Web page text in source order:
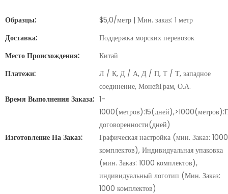
Образцы:
$5,0/метр | Мин. заказ: 1 метр
Доставка:
Поддержка морских перевозок
Место Происхождения:
Китай
Платежи:
Л / К, Д / А, Д / П, Т / Т, западное
соединение, МонейГрам, О.А.
Время Выполнения Заказа: 1-
договоренности(дней)
Изготовление На Заказ:
Графическая настройка (мин. Заказ: 1000
комплектов), Индивидуальная упаковка
(мин. Заказ: 1000 комплектов),
индивидуальный логотип (Мин. Заказ:
1000 комплектов)